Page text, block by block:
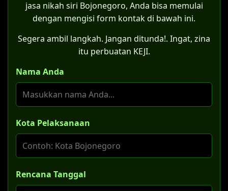
jasa nikah siri Bojonegoro, Anda bisa memulai
dengan mengisi form kontak di bawah ini.
Segera ambil langkah. Jangan ditunda!. Ingat, zina
itu perbuatan KEJI.
Nama Anda
Kota Pelaksanaan
Rencana Tanggal